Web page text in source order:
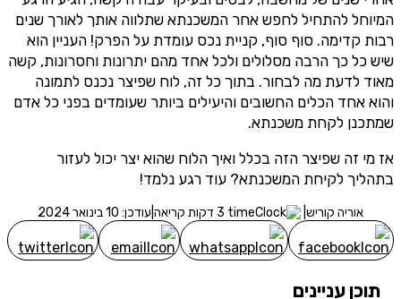
המיוחל להתחיל לחפש אחר המשכנתא שתלווה אותך לאורך שנים
רבות קדימה. סוף סוף, קניית נכס עומדת על הפרק! העניין הוא
שיש כל כך הרבה מסלולים ולכל אחד מהם יתרונות וחסרונות, קשה
מאוד לדעת מה לבחור. בתוך כל זה, לוח שפיצר נכנס לתמונה
והוא אחד הכלים החשובים והיעילים ביותר שעומדים בפני כל אדם
שמתכנן לקחת משכנתא.
אז מי זה שפיצר הזה בכלל ואיך הלוח שהוא יצר יכול לעזור
בתהליך לקיחת המשכנתא? עוד רגע נלמד!
אוריה קוריש עודכן: 10 בינואר 2024
תוכן עניינים